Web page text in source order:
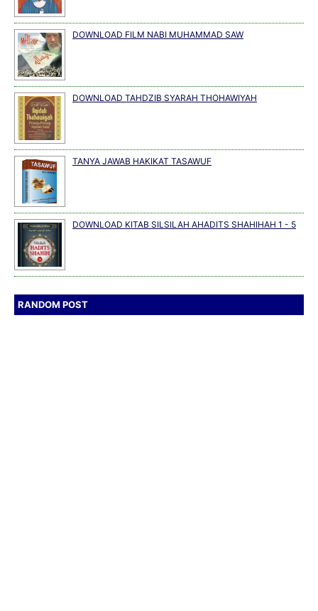
DOWNLOAD FILM NABI MUHAMMAD SAW
DOWNLOAD TAHDZIB SYARAH THOHAWIYAH
TANYA JAWAB HAKIKAT TASAWUF
DOWNLOAD KITAB SILSILAH AHADITS SHAHIHAH 1 - 5
RANDOM POST